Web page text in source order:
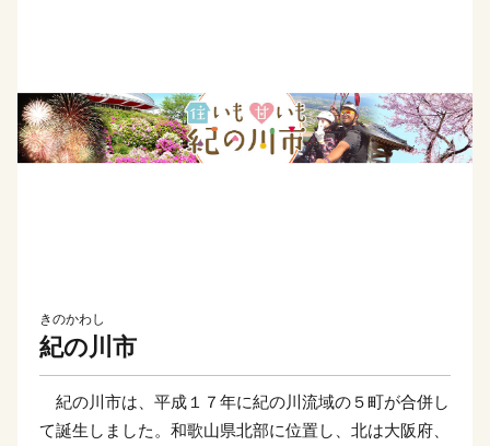
きのかわし
紀の川市
紀の川市は、平成１７年に紀の川流域の５町が合併し
て誕生しました。和歌山県北部に位置し、北は大阪府、